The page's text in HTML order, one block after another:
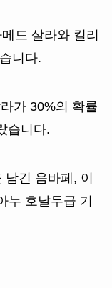
드 살라와 킬리
니다.
가 30%의 확률
습니다.
남긴 음바페, 이
누 호날두급 기